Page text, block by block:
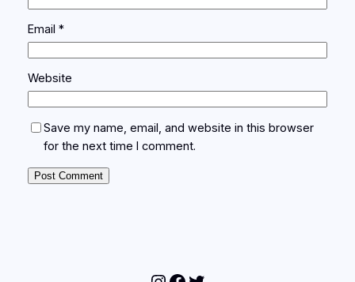
Email *
Website
Save my name, email, and website in this browser
for the next time I comment.